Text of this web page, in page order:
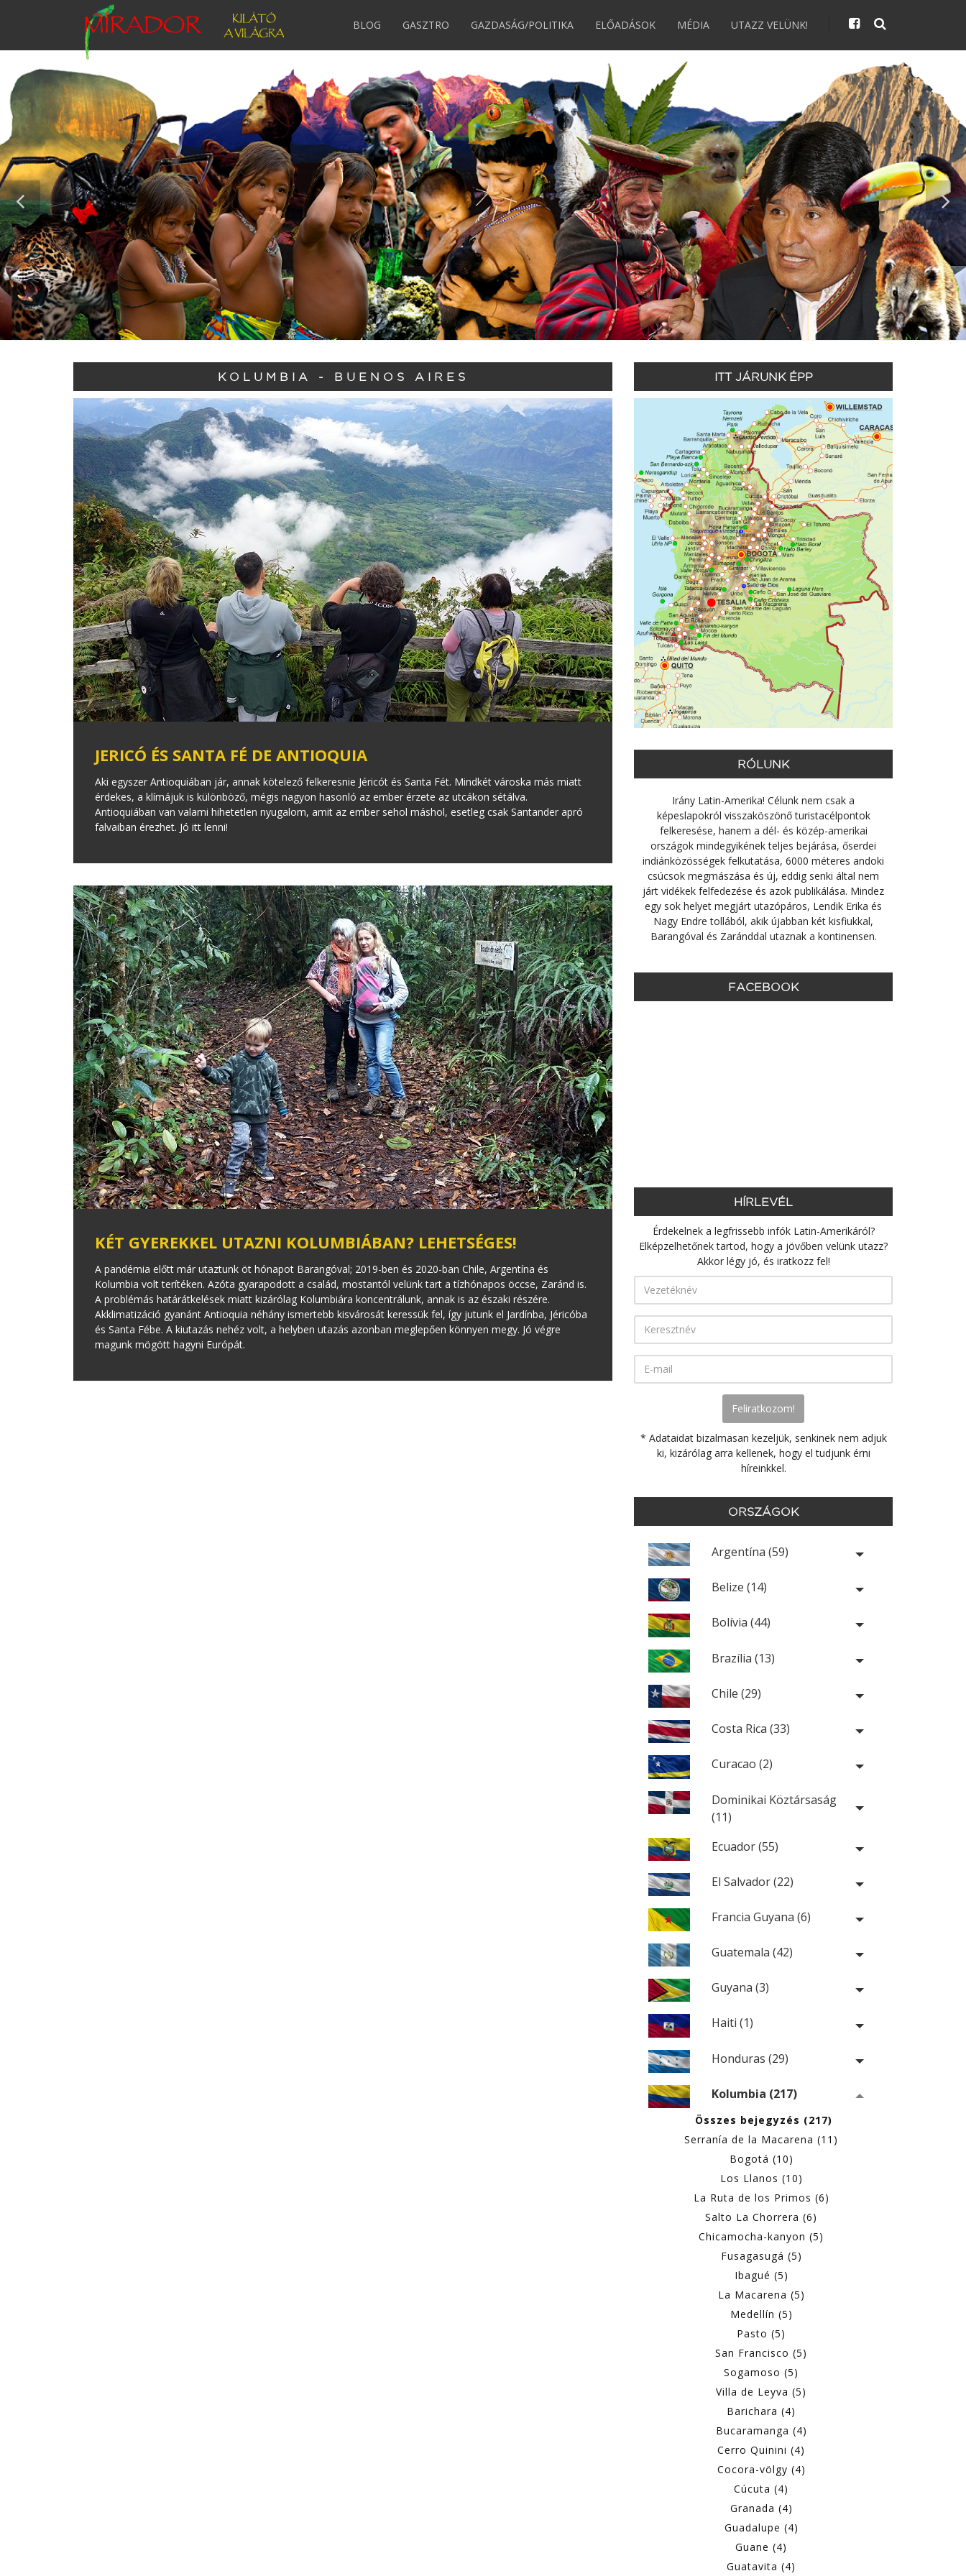
BLOG GASZTRO GAZDASÁG/POLITIKA ELŐADÁSOK MÉDIA UTAZZ VELÜNK!
KOLUMBIA - BUENOS AIRES
JERICÓ ÉS SANTA FÉ DE ANTIOQUIA
Aki egyszer Antioquiában jár, annak kötelező felkeresnie Jéricót és Santa Fét. Mindkét városka más miatt
érdekes, a klímájuk is különböző, mégis nagyon hasonló az ember érzete az utcákon sétálva.
Antioquiában van valami hihetetlen nyugalom, amit az ember sehol máshol, esetleg csak Santander apró
falvaiban érezhet. Jó itt lenni!
KÉT GYEREKKEL UTAZNI KOLUMBIÁBAN? LEHETSÉGES!
A pandémia előtt már utaztunk öt hónapot Barangóval; 2019-ben és 2020-ban Chile, Argentína és
Kolumbia volt terítéken. Azóta gyarapodott a család, mostantól velünk tart a tízhónapos öccse, Zaránd is.
A problémás határátkelések miatt kizárólag Kolumbiára koncentrálunk, annak is az északi részére.
Akklimatizáció gyanánt Antioquia néhány ismertebb kisvárosát keressük fel, így jutunk el Jardínba, Jéricóba
és Santa Fébe. A kiutazás nehéz volt, a helyben utazás azonban meglepően könnyen megy. Jó végre
magunk mögött hagyni Európát.
ITT JÁRUNK ÉPP
RÓLUNK
Irány Latin-Amerika! Célunk nem csak a
képeslapokról visszaköszönő turistacélpontok
felkeresése, hanem a dél- és közép-amerikai
országok mindegyikének teljes bejárása, őserdei
indiánközösségek felkutatása, 6000 méteres andoki
csúcsok megmászása és új, eddig senki által nem
járt vidékek felfedezése és azok publikálása. Mindez
egy sok helyet megjárt utazópáros, Lendik Erika és
Nagy Endre tollából, akik újabban két kisfiukkal,
Barangóval és Zaránddal utaznak a kontinensen.
FACEBOOK
HÍRLEVÉL
Érdekelnek a legfrissebb infók Latin-Amerikáról?
Elképzelhetőnek tartod, hogy a jövőben velünk utazz?
Akkor légy jó, és iratkozz fel!
* Adataidat bizalmasan kezeljük, senkinek nem adjuk
ki, kizárólag arra kellenek, hogy el tudjunk érni
híreinkkel.
ORSZÁGOK
Argentína (59)
Belize (14)
Bolívia (44)
Brazília (13)
Chile (29)
Costa Rica (33)
Curacao (2)
Dominikai Köztársaság
(11)
Ecuador (55)
El Salvador (22)
Francia Guyana (6)
Guatemala (42)
Guyana (3)
Haiti (1)
Honduras (29)
Kolumbia (217)
Összes bejegyzés (217)
Serranía de la Macarena (11)
Bogotá (10)
Los Llanos (10)
La Ruta de los Primos (6)
Salto La Chorrera (6)
Chicamocha-kanyon (5)
Fusagasugá (5)
Ibagué (5)
La Macarena (5)
Medellín (5)
Pasto (5)
San Francisco (5)
Sogamoso (5)
Villa de Leyva (5)
Barichara (4)
Bucaramanga (4)
Cerro Quinini (4)
Cocora-völgy (4)
Cúcuta (4)
Granada (4)
Guadalupe (4)
Guane (4)
Guatavita (4)